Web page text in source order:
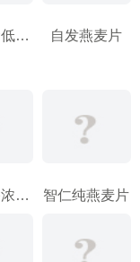
冰泉速食低糖营养麦片 自发燕麦片
曼可顿香浓吐司面包 智仁纯燕麦片